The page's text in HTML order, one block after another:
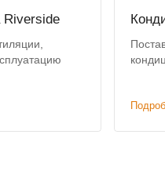
Riverside